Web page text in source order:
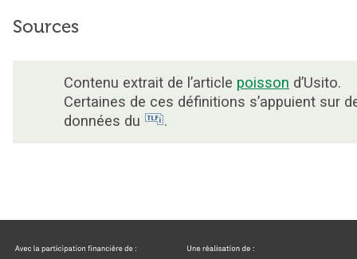
Sources
Contenu extrait de l’article poisson d’Usito.
Certaines de ces définitions s’appuient sur
données du
.